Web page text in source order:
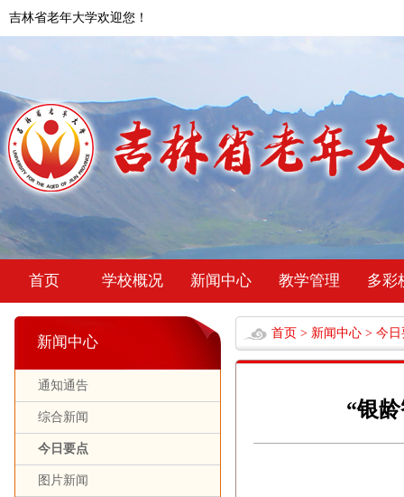
吉林省老年大学欢迎您！
首页 学校概况 新闻中心 教学管理 多彩
新闻中心
通知通告
综合新闻
今日要点
图片新闻
首页 > 新闻中心 > 今日
“银